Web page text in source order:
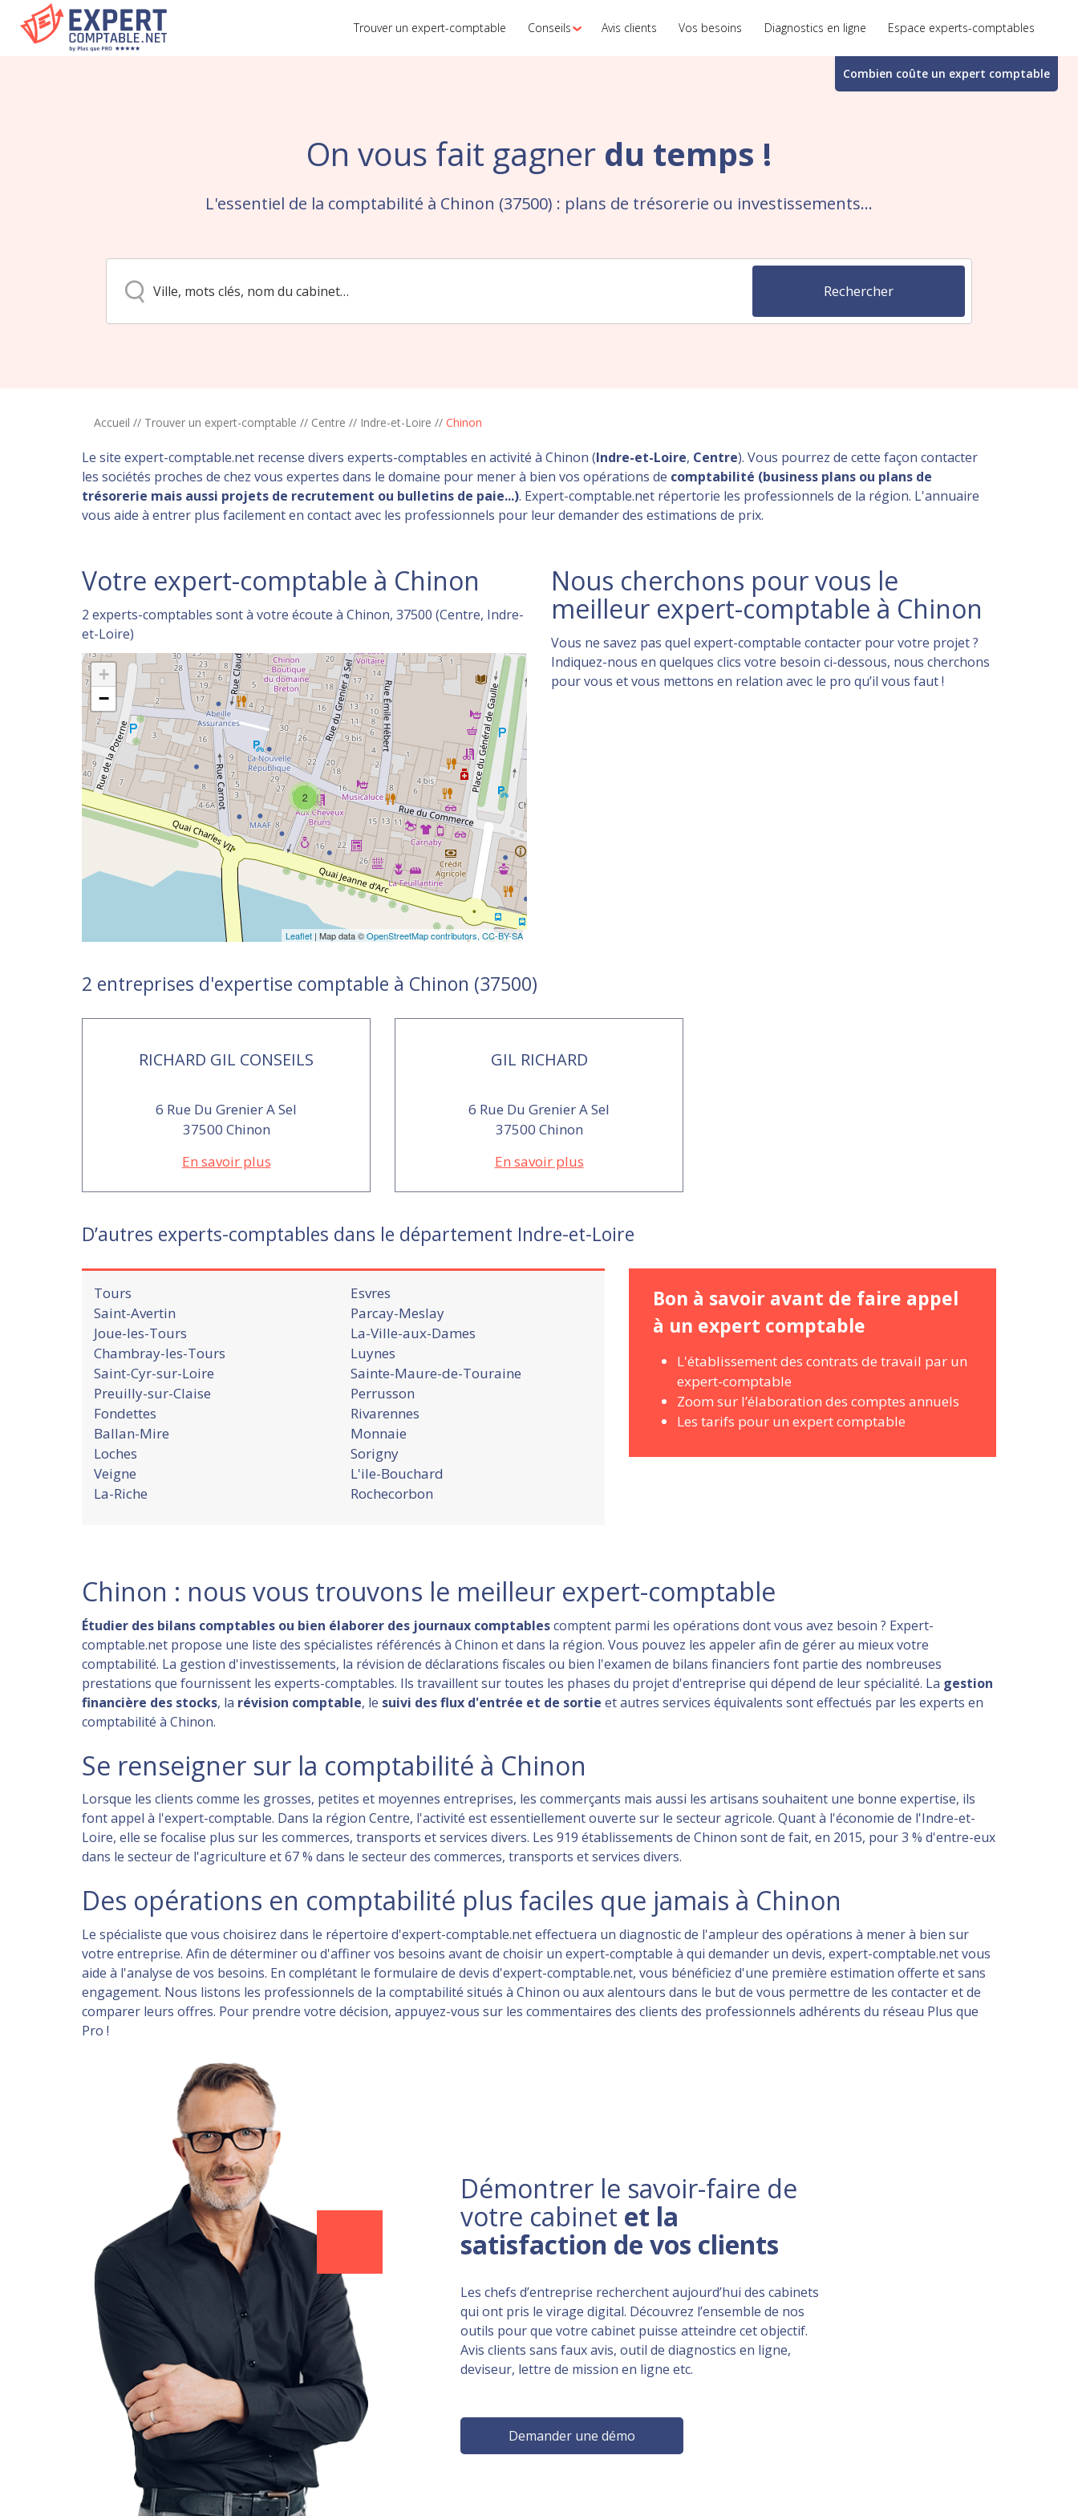
Trouver un expert-comptable Conseils Avis clients Vos besoins Diagnostics en ligne Espace experts-comptables
Combien coûte un expert comptable
On vous fait gagner du temps !
L'essentiel de la comptabilité à Chinon (37500) : plans de trésorerie ou investissements...
Accueil // Trouver un expert-comptable // Centre // Indre-et-Loire // Chinon
Le site expert-comptable.net recense divers experts-comptables en activité à Chinon (Indre-et-Loire, Centre). Vous pourrez de cette façon contacter
les sociétés proches de chez vous expertes dans le domaine pour mener à bien vos opérations de comptabilité (business plans ou plans de
trésorerie mais aussi projets de recrutement ou bulletins de paie...). Expert-comptable.net répertorie les professionnels de la région. L'annuaire
vous aide à entrer plus facilement en contact avec les professionnels pour leur demander des estimations de prix.
Votre expert-comptable à Chinon
2 experts-comptables sont à votre écoute à Chinon, 37500 (Centre, Indre-
et-Loire)
2
+
−
Leaflet | Map data ©OpenStreetMap contributors, CC-BY-SA
Nous cherchons pour vous le
meilleur expert-comptable à Chinon
Vous ne savez pas quel expert-comptable contacter pour votre projet ?
Indiquez-nous en quelques clics votre besoin ci-dessous, nous cherchons
pour vous et vous mettons en relation avec le pro qu’il vous faut !
2 entreprises d'expertise comptable à Chinon (37500)
RICHARD GIL CONSEILS
6 Rue Du Grenier A Sel
37500 Chinon
En savoir plus
GIL RICHARD
6 Rue Du Grenier A Sel
37500 Chinon
En savoir plus
D’autres experts-comptables dans le département Indre-et-Loire
Tours
Saint-Avertin
Joue-les-Tours
Chambray-les-Tours
Saint-Cyr-sur-Loire
Preuilly-sur-Claise
Fondettes
Ballan-Mire
Loches
Veigne
La-Riche
Esvres
Parcay-Meslay
La-Ville-aux-Dames
Luynes
Sainte-Maure-de-Touraine
Perrusson
Rivarennes
Monnaie
Sorigny
L'ile-Bouchard
Rochecorbon
Bon à savoir avant de faire appel
à un expert comptable
L'établissement des contrats de travail par un
expert-comptable
Zoom sur l’élaboration des comptes annuels
Les tarifs pour un expert comptable
Chinon : nous vous trouvons le meilleur expert-comptable
Étudier des bilans comptables ou bien élaborer des journaux comptablescomptent parmi les opérations dont vous avez besoin ? Expert-
comptable.net propose une liste des spécialistes référencés à Chinon et dans la région. Vous pouvez les appeler afin de gérer au mieux votre
comptabilité. La gestion d'investissements, la révision de déclarations fiscales ou bien l'examen de bilans financiers font partie des nombreuses
prestations que fournissent les experts-comptables. Ils travaillent sur toutes les phases du projet d'entreprise qui dépend de leur spécialité. La gestion
financière des stocks, la révision comptable, le suivi des flux d'entrée et de sortie et autres services équivalents sont effectués par les experts en
comptabilité à Chinon.
Se renseigner sur la comptabilité à Chinon
Lorsque les clients comme les grosses, petites et moyennes entreprises, les commerçants mais aussi les artisans souhaitent une bonne expertise, ils
font appel à l'expert-comptable. Dans la région Centre, l'activité est essentiellement ouverte sur le secteur agricole. Quant à l'économie de l'Indre-et-
Loire, elle se focalise plus sur les commerces, transports et services divers. Les 919 établissements de Chinon sont de fait, en 2015, pour 3 % d'entre-eux
dans le secteur de l'agriculture et 67 % dans le secteur des commerces, transports et services divers.
Des opérations en comptabilité plus faciles que jamais à Chinon
Le spécialiste que vous choisirez dans le répertoire d'expert-comptable.net effectuera un diagnostic de l'ampleur des opérations à mener à bien sur
votre entreprise. Afin de déterminer ou d'affiner vos besoins avant de choisir un expert-comptable à qui demander un devis, expert-comptable.net vous
aide à l'analyse de vos besoins. En complétant le formulaire de devis d'expert-comptable.net, vous bénéficiez d'une première estimation offerte et sans
engagement. Nous listons les professionnels de la comptabilité situés à Chinon ou aux alentours dans le but de vous permettre de les contacter et de
comparer leurs offres. Pour prendre votre décision, appuyez-vous sur les commentaires des clients des professionnels adhérents du réseau Plus que
Pro !
Démontrer le savoir-faire de
votre cabinet et la
satisfaction de vos clients
Les chefs d’entreprise recherchent aujourd’hui des cabinets
qui ont pris le virage digital. Découvrez l’ensemble de nos
outils pour que votre cabinet puisse atteindre cet objectif.
Avis clients sans faux avis, outil de diagnostics en ligne,
deviseur, lettre de mission en ligne etc.
Demander une démo